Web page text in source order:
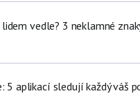
vedle? 3 neklamné
5 aplikací sledují každý váš